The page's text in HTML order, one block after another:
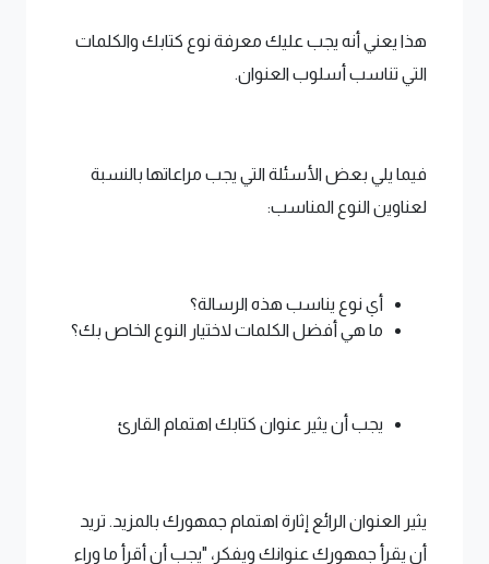
هذا يعني أنه يجب عليك معرفة نوع كتابك والكلمات
التي تناسب أسلوب العنوان.
فيما يلي بعض الأسئلة التي يجب مراعاتها بالنسبة
لعناوين النوع المناسب:
أي نوع يناسب هذه الرسالة؟
ما هي أفضل الكلمات لاختيار النوع الخاص بك؟
يجب أن يثير عنوان كتابك اهتمام القارئ
يثير العنوان الرائع إثارة اهتمام جمهورك بالمزيد. تريد
أن يقرأ جمهورك عنوانك ويفكر، "يجب أن أقرأ ما وراء